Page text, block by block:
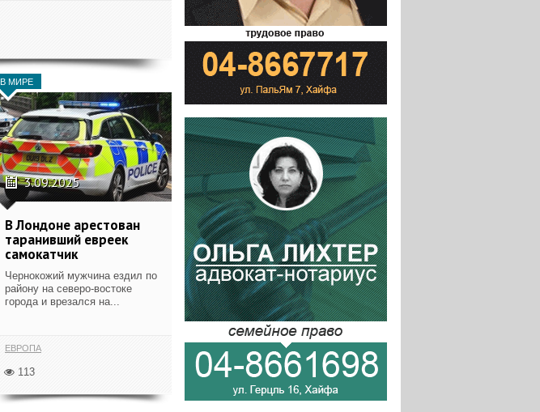
В МИРЕ
3.09.2025
В Лондоне арестован
таранивший евреек
самокатчик
Чернокожий мужчина ездил по
району на северо-востоке
города и врезался на...
ЕВРОПА
113